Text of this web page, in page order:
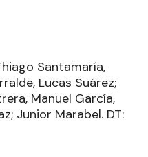
Santamaría,
Lucas Suárez;
Manuel García,
Junior Marabel. DT: